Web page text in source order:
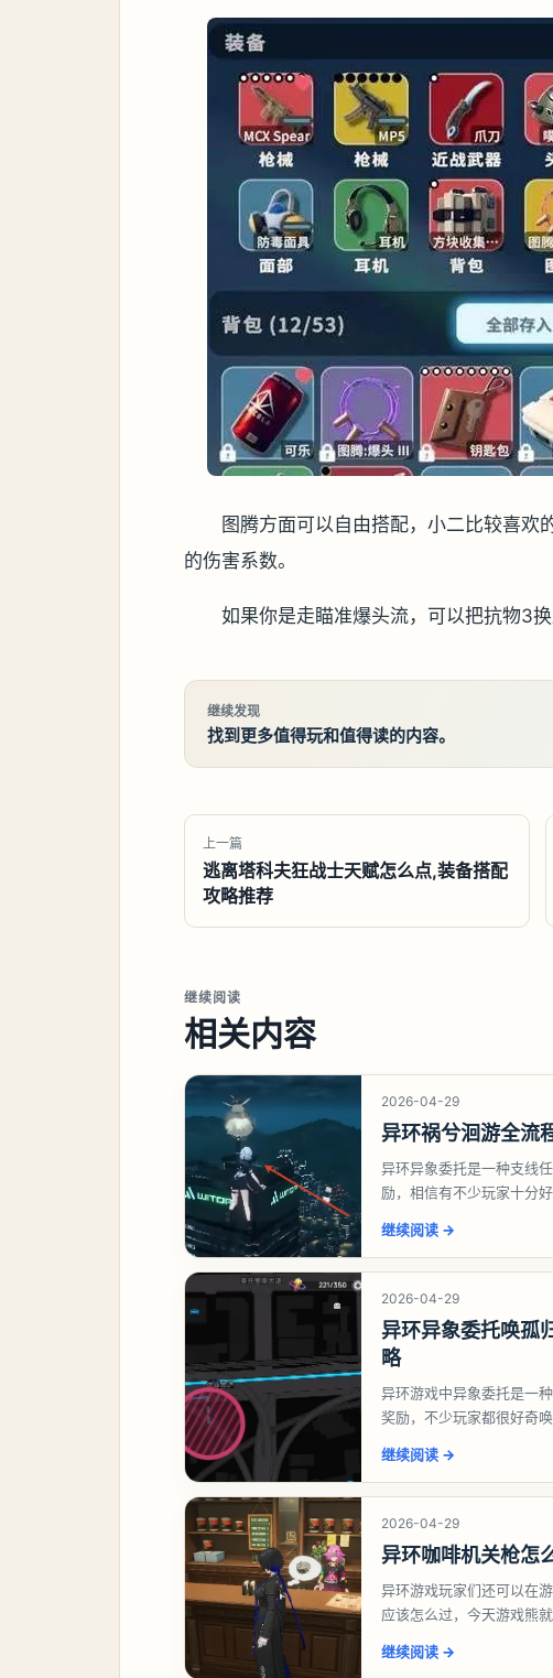
图腾方面可以自由搭配，小二比较喜
的伤害系数。
如果你是走瞄准爆头流，可以把抗物3换
继续发现
找到更多值得玩和值得读的内容。
上一篇
逃离塔科夫狂战士天赋怎么点,装备搭配
攻略推荐
继续阅读
相关内容
2026-04-29
异环祸兮洄游全流
异环异象委托是一种支线
励，相信有不少玩家十分
继续阅读 →
2026-04-29
异环异象委托唤孤
略
异环游戏中异象委托是一
奖励，不少玩家都很好奇
继续阅读 →
2026-04-29
异环咖啡机关枪怎
异环游戏玩家们还可以在
应该怎么过，今天游戏熊
继续阅读 →